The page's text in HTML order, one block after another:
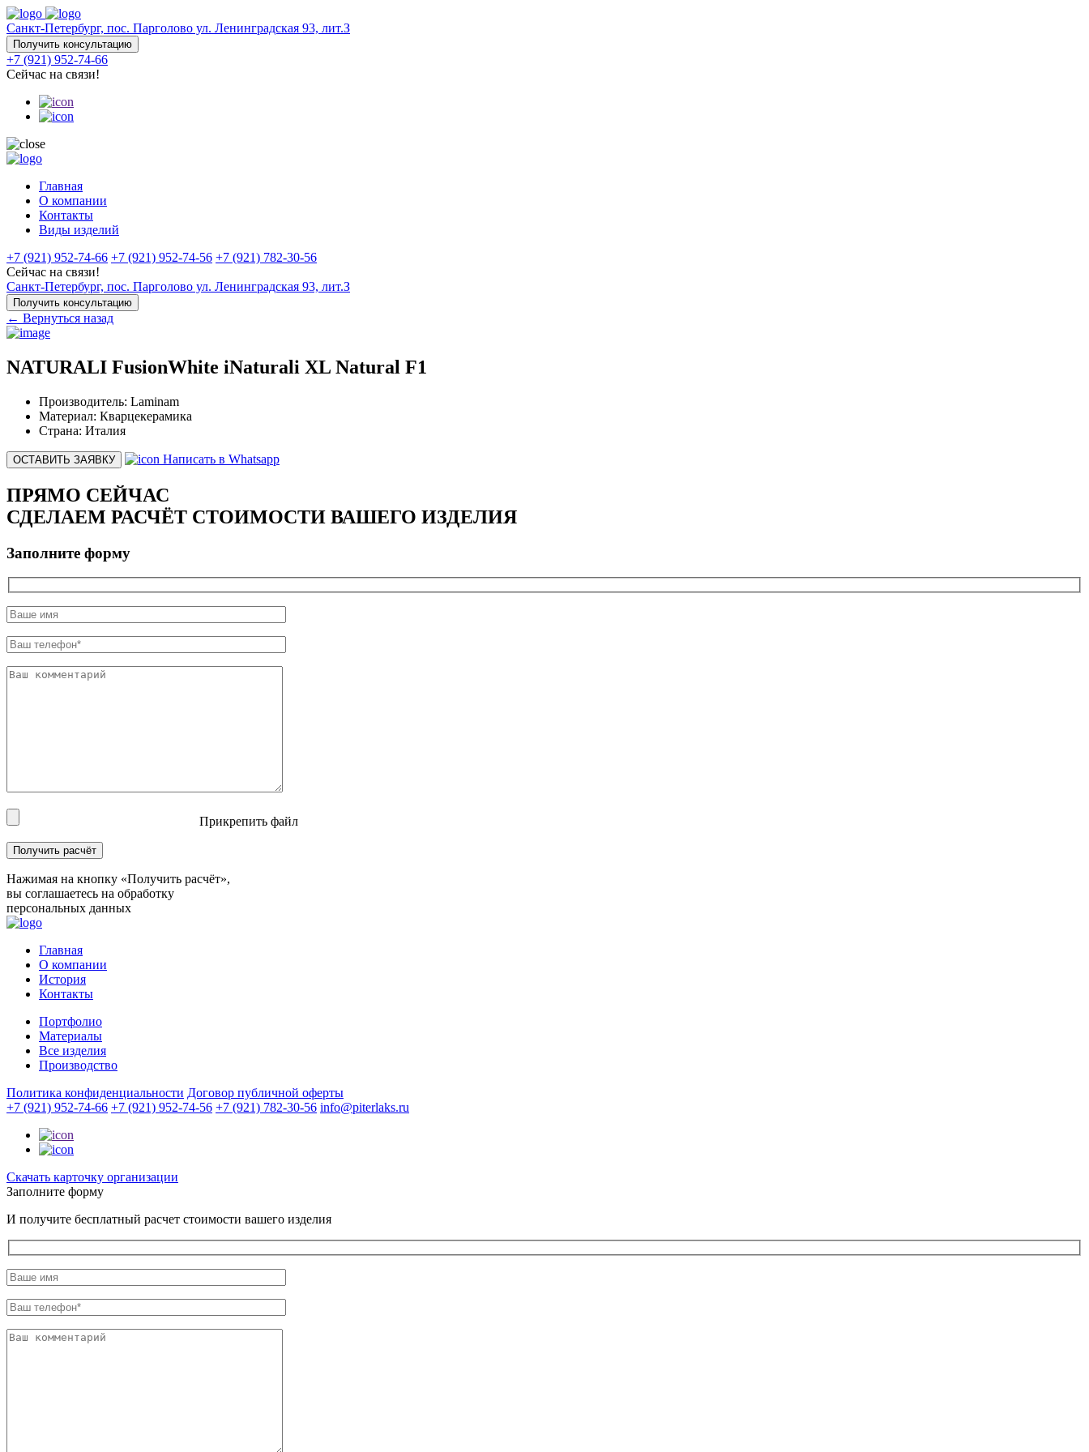
Санкт-Петербург, пос. Парголово ул. Ленинградская 93, лит.З
Получить консультацию
+7 (921) 952-74-66
Сейчас на связи!
Главная
О компании
Контакты
Виды изделий
+7 (921) 952-74-66 +7 (921) 952-74-56 +7 (921) 782-30-56
Сейчас на связи!
Санкт-Петербург, пос. Парголово ул. Ленинградская 93, лит.З
Получить консультацию
← Вернуться назад
NATURALI FusionWhite iNaturali XL Natural F1
Производитель: Laminam
Материал: Кварцекерамика
Страна: Италия
ОСТАВИТЬ ЗАЯВКУ Написать в Whatsapp
ПРЯМО СЕЙЧАС
СДЕЛАЕМ РАСЧЁТ СТОИМОСТИ ВАШЕГО ИЗДЕЛИЯ
Заполните форму
Прикрепить файл
Нажимая на кнопку «Получить расчёт»,
вы соглашаетесь на обработку
персональных данных
Главная
О компании
История
Контакты
Портфолио
Материалы
Все изделия
Производство
Политика конфиденциальности Договор публичной оферты
+7 (921) 952-74-66 +7 (921) 952-74-56 +7 (921) 782-30-56 info@piterlaks.ru
Cкачать карточку организации
Заполните форму
И получите бесплатный расчет стоимости вашего изделия